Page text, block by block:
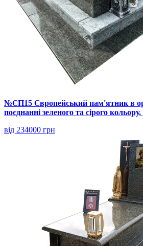
№ЄП15 Європейський пам'ятник в
поєднанні зеленого та сірого
від 234000 грн